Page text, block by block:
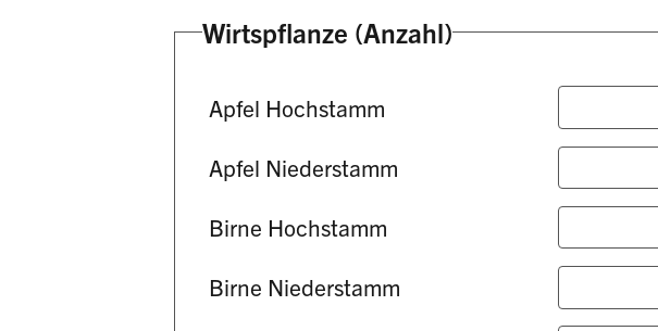
Wirtspflanze (Anzahl)
Apfel Hochstamm
Apfel Niederstamm
Birne Hochstamm
Birne Niederstamm